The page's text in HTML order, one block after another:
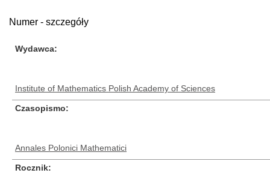
Numer - szczegóły
Wydawca
Institute of Mathematics Polish Academy of Sciences
Czasopismo
Annales Polonici Mathematici
Rocznik